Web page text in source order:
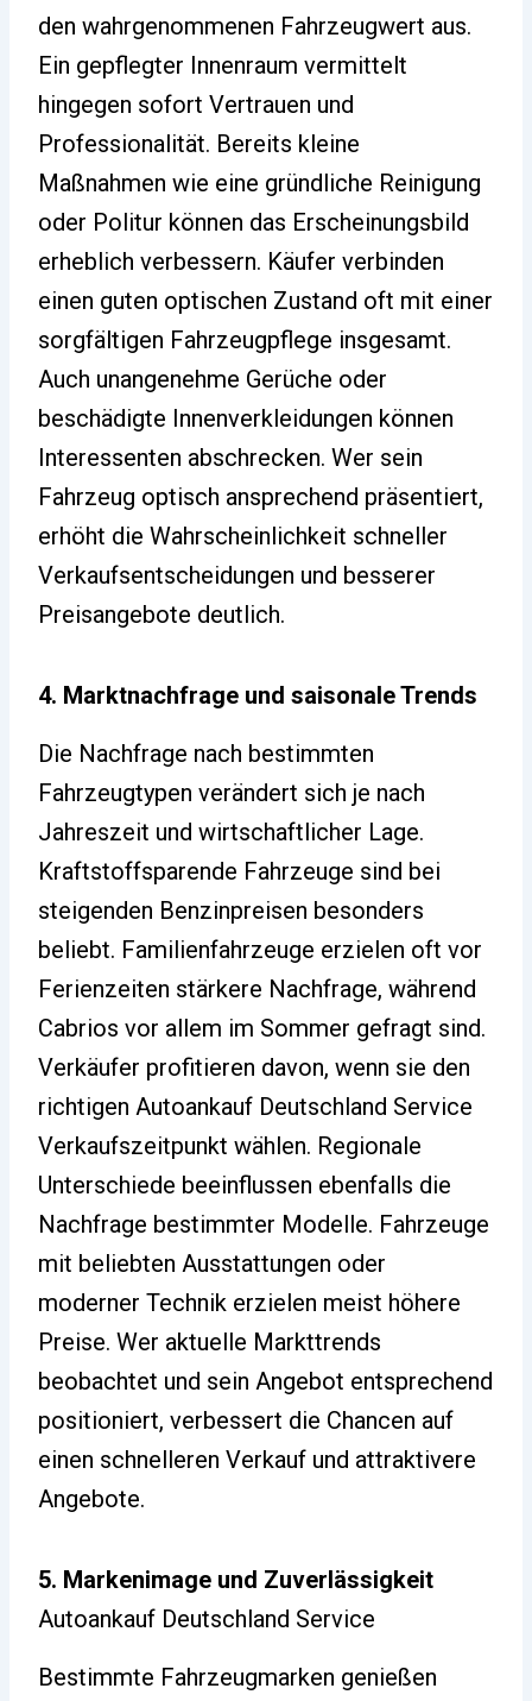
den wahrgenommenen Fahrzeugwert aus.
Ein gepflegter Innenraum vermittelt
hingegen sofort Vertrauen und
Professionalität. Bereits kleine
Maßnahmen wie eine gründliche Reinigung
oder Politur können das Erscheinungsbild
erheblich verbessern. Käufer verbinden
einen guten optischen Zustand oft mit einer
sorgfältigen Fahrzeugpflege insgesamt.
Auch unangenehme Gerüche oder
beschädigte Innenverkleidungen können
Interessenten abschrecken. Wer sein
Fahrzeug optisch ansprechend präsentiert,
erhöht die Wahrscheinlichkeit schneller
Verkaufsentscheidungen und besserer
Preisangebote deutlich.
4. Marktnachfrage und saisonale Trends
Die Nachfrage nach bestimmten
Fahrzeugtypen verändert sich je nach
Jahreszeit und wirtschaftlicher Lage.
Kraftstoffsparende Fahrzeuge sind bei
steigenden Benzinpreisen besonders
beliebt. Familienfahrzeuge erzielen oft vor
Ferienzeiten stärkere Nachfrage, während
Cabrios vor allem im Sommer gefragt sind.
Verkäufer profitieren davon, wenn sie den
richtigen Autoankauf Deutschland Service
Verkaufszeitpunkt wählen. Regionale
Unterschiede beeinflussen ebenfalls die
Nachfrage bestimmter Modelle. Fahrzeuge
mit beliebten Ausstattungen oder
moderner Technik erzielen meist höhere
Preise. Wer aktuelle Markttrends
beobachtet und sein Angebot entsprechend
positioniert, verbessert die Chancen auf
einen schnelleren Verkauf und attraktivere
Angebote.
5. Markenimage und Zuverlässigkeit
Autoankauf Deutschland Service
Bestimmte Fahrzeugmarken genießen